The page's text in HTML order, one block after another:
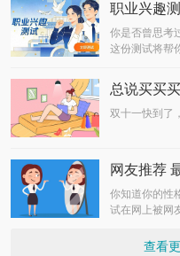
职业兴趣
你是否曾思考
这份测试将帮
感受的选项。
双十一快到了
网友推荐
你知道你的性
试在网上被网
查看